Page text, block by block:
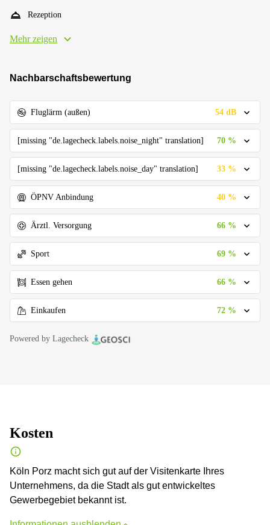
Rezeption
Mehr zeigen
Nachbarschaftsbewertung
Fluglärm (außen) 54 dB
[missing "de.lagecheck.labels.noise_night" translation] 70 %
[missing "de.lagecheck.labels.noise_day" translation] 33 %
ÖPNV Anbindung 40 %
Ärztl. Versorgung 66 %
Sport 69 %
Essen gehen 66 %
Einkaufen 72 %
Powered by Lagecheck
Kosten
Köln Porz macht sich gut auf der Visitenkarte Ihres
Unternehmens, da die Stadt als gut entwickeltes
Gewerbegebiet bekannt ist.